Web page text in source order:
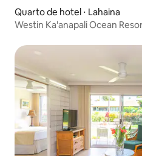
Quarto de hotel ⋅ Lahaina
Westin Ka'anapali Ocean